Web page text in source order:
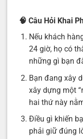
🧠 Câu Hỏi Khai
Nếu khách
24 giờ, họ có
những gì bạn
Bạn đang xây
xây dựng một
hai thứ này
Điều gì khiến
phải giữ đúng